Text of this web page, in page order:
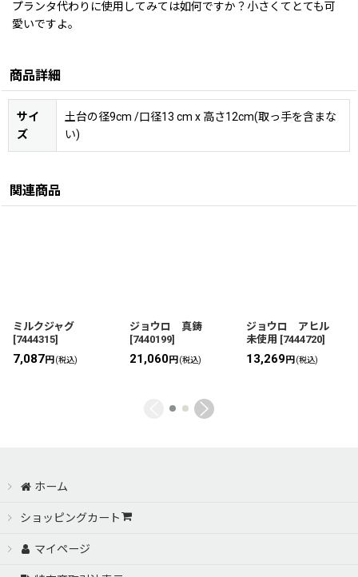
プランタ代わりに使用してみては如何ですか？小さくてとても可
愛いですよ。
商品詳細
サイ
ズ
土台の径9cm /口径13 cm x 高さ12cm(取っ手を含まな
い)
関連商品
ミルクジャグ
[7444315]
7,087円(税込)
ジョウロ 真鋳
[7440199]
21,060円(税込)
ジョウロ アヒル
未使用 [7444720]
13,269円(税込)
ホーム
ショッピングカート
マイページ